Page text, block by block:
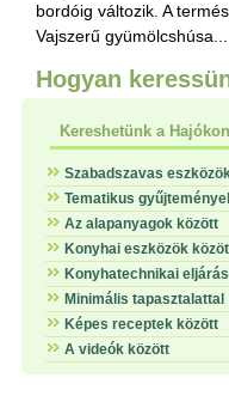
bordóig változik. A
Vajszerű gyümölcshúsa...
Hogyan
Kereshetünk a
Szabadszavas
Tematikus
Az alapanyagok között
Konyhai eszközök
Konyhatechnikai
Minimális tapasztalattal
Képes receptek között
A videók között